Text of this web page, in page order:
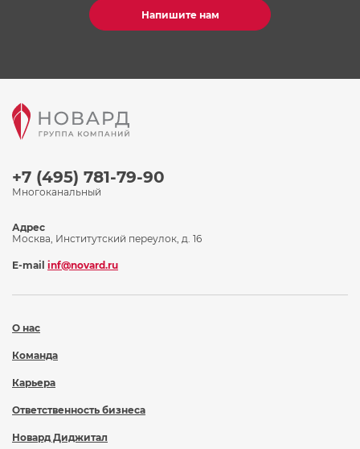
Напишите нам
+7 (495) 781-79-90
Многоканальный
О нас
Команда
Карьера
Ответственность бизнеса
Новард Диджитал
Адрес
Москва, Институтский переулок, д. 16
E-mail inf@novard.ru